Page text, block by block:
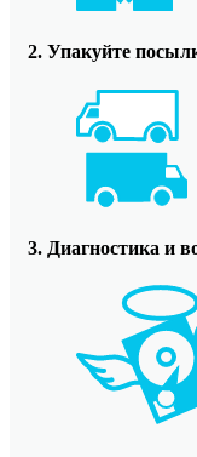
2. Упакуйте
3. Диагностика и